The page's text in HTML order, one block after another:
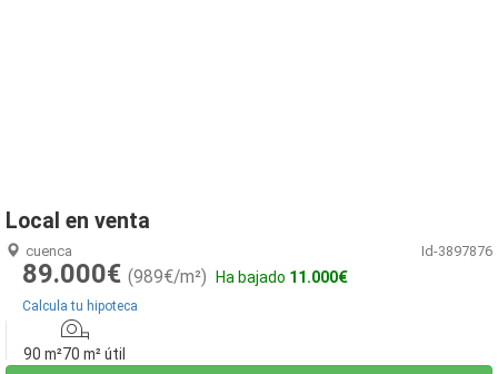
Local en venta
cuenca Id-3897876
89.000€ (989€/m²) Ha bajado 11.000€
Calcula tu hipoteca
90 m²70 m² útil